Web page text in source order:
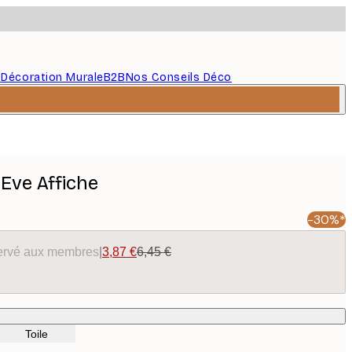
Décoration MuraleB2BNos Conseils Déco
Affiche
-30%*
aux membres 3,87 €6,45 €
Toile